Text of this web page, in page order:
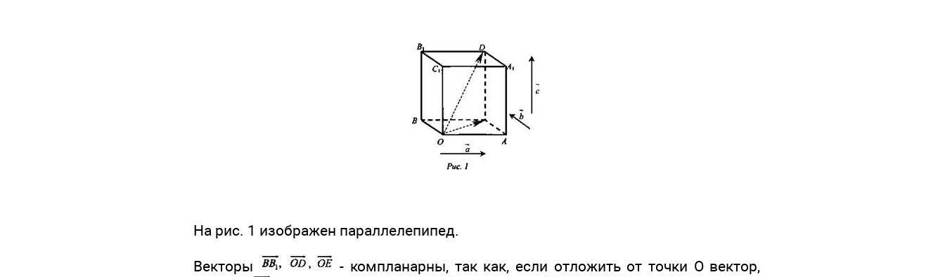
На рис. 1 изображен параллелепипед.
Векторы
- компланарны, так как, если отложить от точки О вектор,